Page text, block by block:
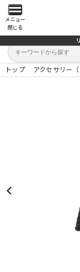
メ
イ
ン
メ
メニュー
閉じる
キ
ワ
ー
トップ アクセサリー